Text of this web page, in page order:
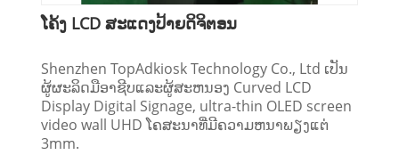
ໂຄ້ງ LCD ສະແດງປ້າຍດິຈິຕອນ
Shenzhen TopAdkiosk Technology Co., Ltd ເປັນ
ຜູ້ຜະລິດມືອາຊີບແລະຜູ້ສະຫນອງ Curved LCD
Display Digital Signage, ultra-thin OLED screen
video wall UHD ໂຄສະນາທີ່ມີຄວາມຫນາພຽງແຕ່
3mm.